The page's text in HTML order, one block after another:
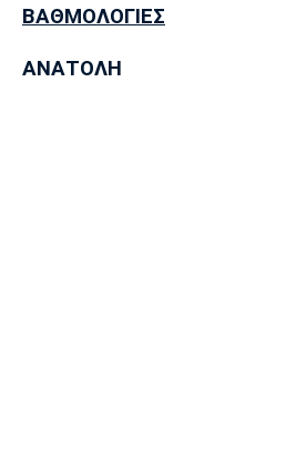
Μπορούσια
ΒΑΘΜΟΛΟΓΙΕΣ
ΑΝΑΤΟΛΗ